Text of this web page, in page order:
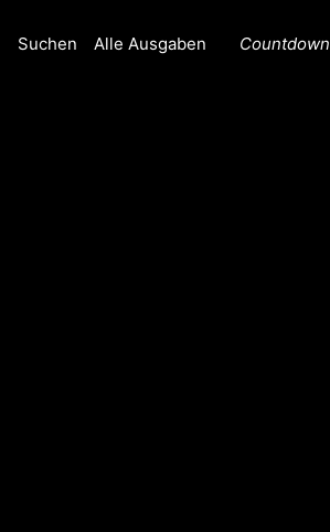
Suchen Alle Ausgaben Countdown